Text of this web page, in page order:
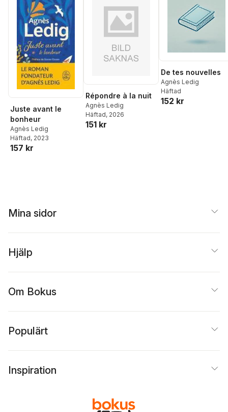
Juste avant le
bonheur
Agnès Ledig
Häftad, 2023
157 kr
Répondre à la nuit
Agnès Ledig
Häftad, 2026
151 kr
De tes nouvelles
Agnès Ledig
Häftad
152 kr
Mina sidor
Hjälp
Om Bokus
Populärt
Inspiration